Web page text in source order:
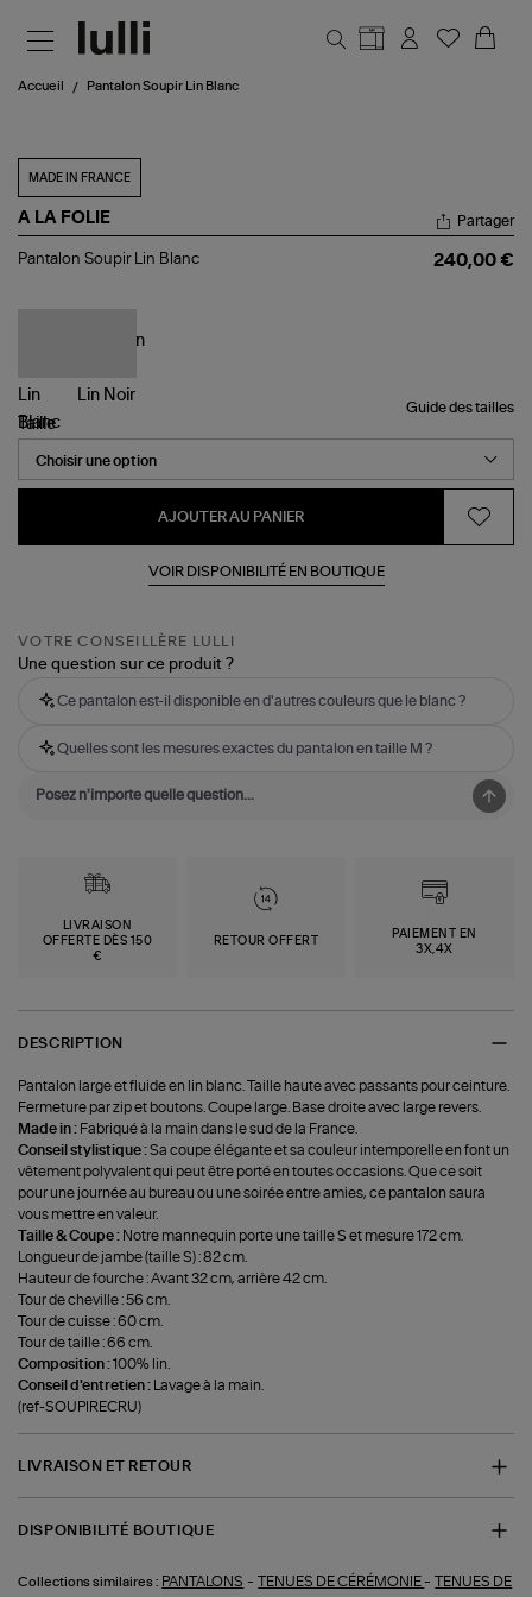
Accueil Pantalon Soupir Lin Blanc
MADE IN FRANCE
A LA FOLIE
Pantalon
Partager
Pantalon Soupir Lin Blanc 240,00 €
Guide des tailles
Taille
AJOUTER AU PANIER
VOIR DISPONIBILITÉ EN BOUTIQUE
VOTRE CONSEILLÈRE LULLI
Une question sur ce produit ?
Ce pantalon est-il disponible en d'autres couleurs que le blanc ?
Quelles sont les mesures exactes du pantalon en taille M ?
LIVRAISON
OFFERTE DÈS 150
€
RETOUR OFFERT
PAIEMENT EN
3X,4X
DESCRIPTION
Pantalon large et fluide en lin blanc. Taille haute avec passants pour ceinture.
Fermeture par zip et boutons. Coupe large. Base droite avec large revers.
Made in : Fabriqué à la main dans le sud de la France.
Conseil stylistique :Sa coupe élégante et sa couleur intemporelle en font un
vêtement polyvalent qui peut être porté en toutes occasions. Que ce soit
pour une journée au bureau ou une soirée entre amies, ce pantalon saura
vous mettre en valeur.
Taille & Coupe : Notre mannequin porte une taille S et mesure 172 cm.
Longueur de jambe (taille S) : 82 cm.
Hauteur de fourche : Avant 32 cm, arrière 42 cm.
Tour de cheville : 56 cm.
Tour de cuisse : 60 cm.
Tour de taille : 66 cm.
Composition :100% lin.
Conseil d'entretien : Lavage à la main.
(ref-SOUPIRECRU)
LIVRAISON ET RETOUR
DISPONIBILITÉ BOUTIQUE
Collections similaires : PANTALONS -TENUES DE CÉRÉMONIE -TENUES DE